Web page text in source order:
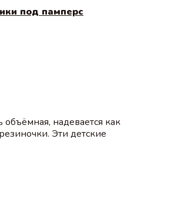
под памперс
надевается как
Эти детские